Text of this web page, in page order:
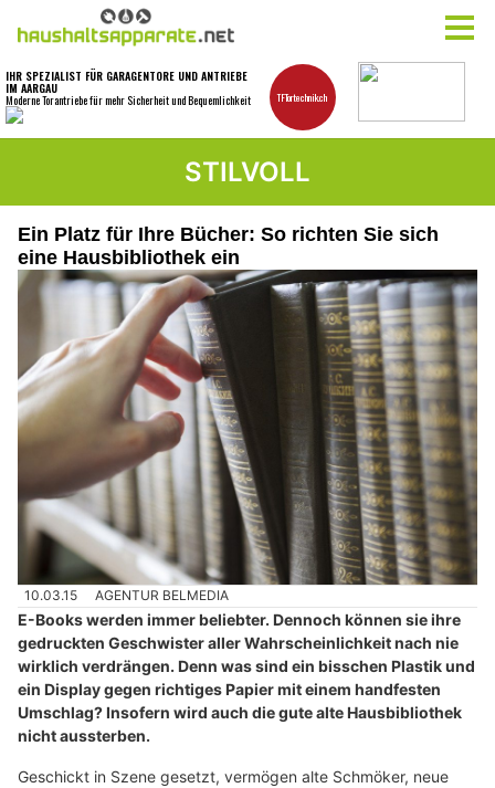
STILVOLL
Ein Platz für Ihre Bücher: So richten Sie sich
eine Hausbibliothek ein
10.03.15 AGENTUR BELMEDIA
E-Books werden immer beliebter. Dennoch können sie ihre
gedruckten Geschwister aller Wahrscheinlichkeit nach nie
wirklich verdrängen. Denn was sind ein bisschen Plastik und
ein Display gegen richtiges Papier mit einem handfesten
Umschlag? Insofern wird auch die gute alte Hausbibliothek
nicht aussterben.
Geschickt in Szene gesetzt, vermögen alte Schmöker, neue